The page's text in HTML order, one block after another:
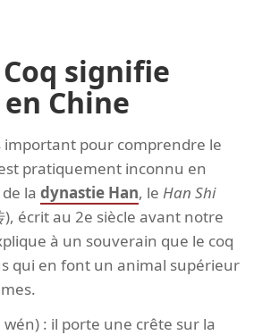
signifie
Chine
important pour comprendre le
pratiquement inconnu en
la dynastie Han, le Han Shi
), écrit au 2e siècle avant notre
à un souverain que le coq
qui en font un animal supérieur
wén) : il porte une crête sur la